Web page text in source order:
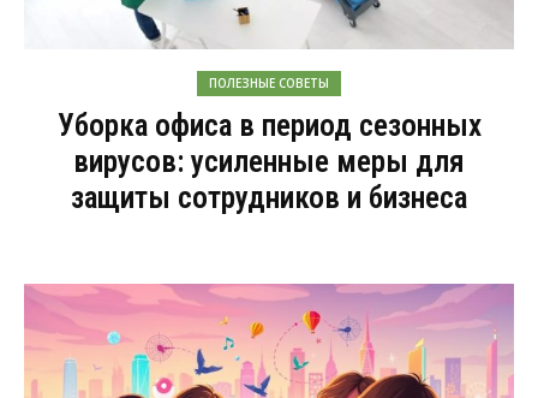
ПОЛЕЗНЫЕ СОВЕТЫ
Уборка офиса в период сезонных
вирусов: усиленные меры для
защиты сотрудников и бизнеса